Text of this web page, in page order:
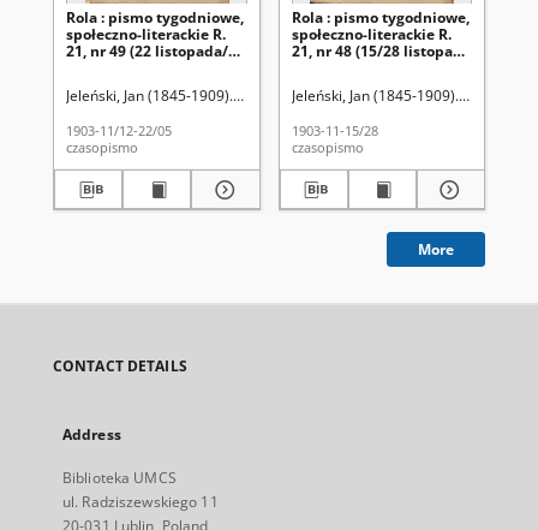
Rola : pismo tygodniowe,
społeczno-literackie R.
21, nr 49 (22 listopada/5
Jeleński, Jan (1845-1909). Red.
1903-11/12-22/05
czasopismo
Rola : pismo tygodniowe,
społeczno-literackie R.
21, nr 48 (15/28 listopada
Jeleński, Jan (1845-1909). Red.
1903-11-15/28
czasopismo
More
CONTACT DETAILS
Address
Biblioteka UMCS
ul. Radziszewskiego 11
20-031 Lublin, Poland